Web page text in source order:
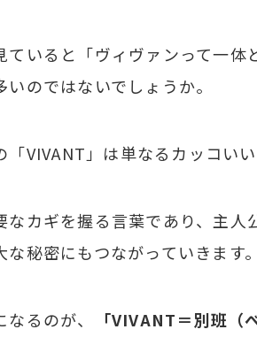
ていると「ヴィヴァンって一
いのではないでしょうか。
「VIVANT」は単なるカッコい
なカギを握る言葉であり、主人
な秘密にもつながっていきます。
るのが、 「VIVANT＝別班（